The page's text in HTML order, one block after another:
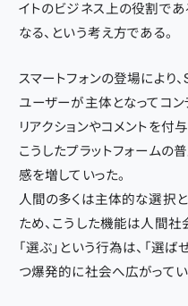
イトのビジネス上の役割であ
なる、という考え方である。
スマートフォンの登場により
ユーザーが主体となってコン
リアクションやコメントを付
こうしたプラットフォームの
感を増していった。
人間の多くは主体的な選択
ため、こうした機能は人間社
「選ぶ」という行為は、「選
つ爆発的に社会へ広がってい